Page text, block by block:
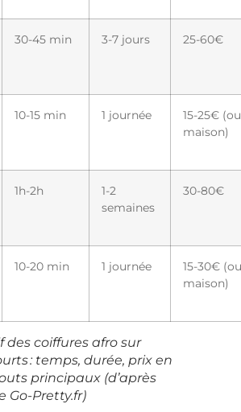
30-45 min 3-7 jours 25-60€
10-15 min 1 journée
15-25€ (ou
maison)
1h-2h
1-2
semaines
30-80€
10-20 min 1 journée
15-30€ (ou
maison)
des coiffures afro sur
: temps, durée, prix en
principaux (d’après
Go-Pretty.fr)